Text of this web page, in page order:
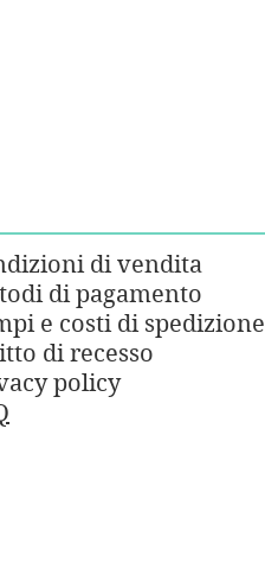
di vendita
di pagamento
e costi di spedizione
di recesso
policy